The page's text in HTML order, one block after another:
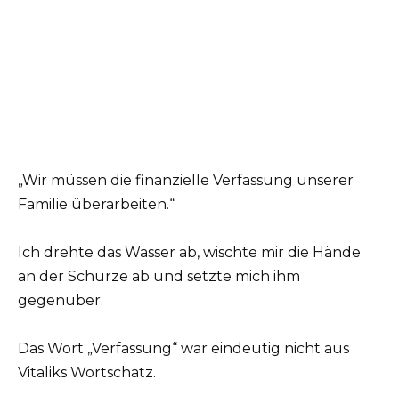
„Wir müssen die finanzielle Verfassung unserer
Familie überarbeiten.“
Ich drehte das Wasser ab, wischte mir die Hände
an der Schürze ab und setzte mich ihm
gegenüber.
Das Wort „Verfassung“ war eindeutig nicht aus
Vitaliks Wortschatz.